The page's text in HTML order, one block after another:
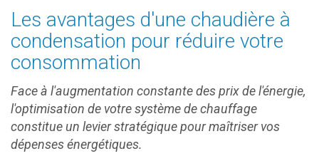
Les avantages d'une chaudière à
condensation pour réduire votre
consommation
Face à l'augmentation constante des prix de l'énergie,
l'optimisation de votre système de chauffage
constitue un levier stratégique pour maîtriser vos
dépenses énergétiques.